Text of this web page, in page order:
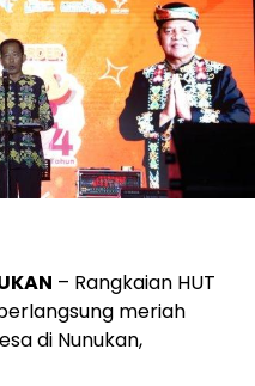
– Rangkaian HUT
meriah
di Nunukan,